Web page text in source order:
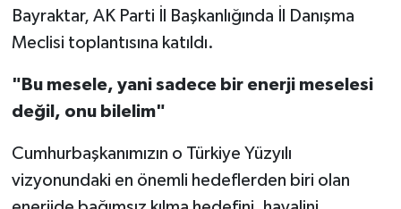
Bayraktar, AK Parti İl Başkanlığında İl Danışma
Meclisi toplantısına katıldı.
"Bu mesele, yani sadece bir enerji meselesi
değil, onu bilelim"
Cumhurbaşkanımızın o Türkiye Yüzyılı
vizyonundaki en önemli hedeflerden biri olan